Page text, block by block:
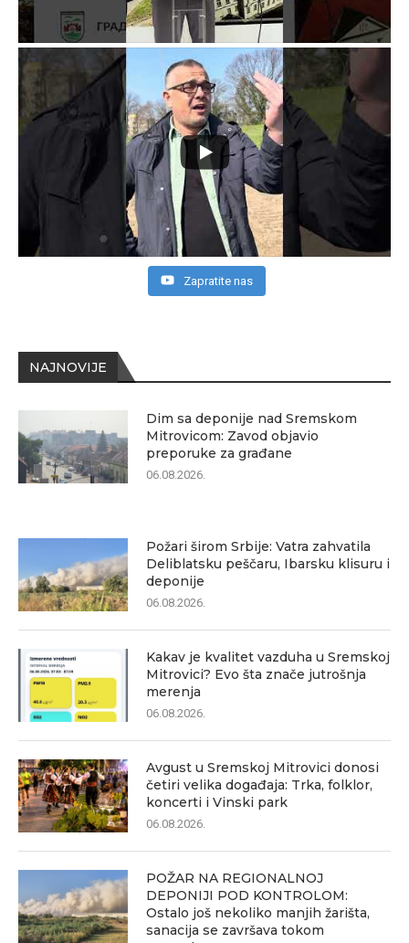
NAJNOVIJE
Dim sa deponije nad Sremskom
Mitrovicom: Zavod objavio
preporuke za građane
06.08.2026.
Požari širom Srbije: Vatra zahvatila
Deliblatsku peščaru, Ibarsku klisuru i
deponije
06.08.2026.
Kakav je kvalitet vazduha u Sremskoj
Mitrovici? Evo šta znače jutrošnja
merenja
06.08.2026.
Avgust u Sremskoj Mitrovici donosi
četiri velika događaja: Trka, folklor,
koncerti i Vinski park
06.08.2026.
POŽAR NA REGIONALNOJ
DEPONIJI POD KONTROLOM:
Ostalo još nekoliko manjih žarišta,
sanacija se završava tokom
Zapratite nas